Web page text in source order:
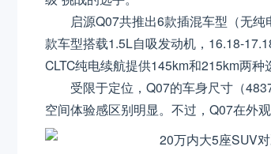
启源Q07共推出6款插混车型（无
款车型搭载1.5L自吸发动机，16.18-
CLTC纯电续航提供145km和215km两种
受限于定位，Q07的车身尺寸（
空间体验感区别明显。不过，Q07在外